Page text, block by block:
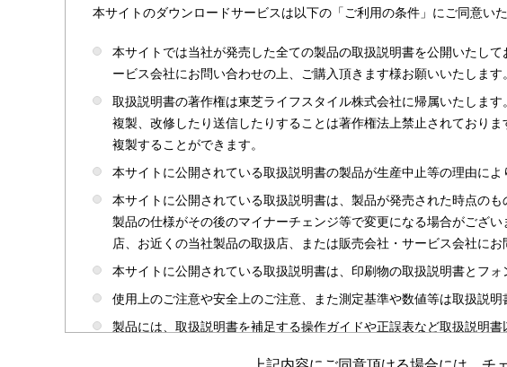
本サイトのダウンロードサービスは以下の「ご利用の条件」にご同意い
本サイトでは当社が発売した全ての製品の取扱説明書を公開いたし
ービス会社にお問い合わせの上、ご購入頂きます様お願いいたしま
取扱説明書の著作権は東芝ライフスタイル株式会社に帰属いたしま
複製、改修したり送信したりすることは著作権法上禁止されており
複製することができます。
本サイトに公開されている取扱説明書の製品が生産中止等の理由に
本サイトに公開されている取扱説明書は、製品が発売された時点の
製品の仕様がその後のマイナーチェンジ等で変更になる場合がござ
店、お近くの当社製品の取扱店、または販売会社・サービス会社に
本サイトに公開されている取扱説明書は、印刷物の取扱説明書とフォ
使用上のご注意や安全上のご注意、また測定基準や数値等は取扱説
製品には、取扱説明書を補足する操作ガイドや正誤表など取扱説明